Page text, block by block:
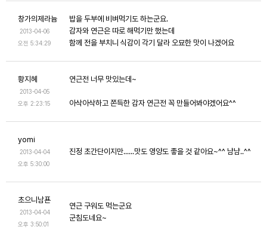
창가의제라늄
2013-04-06
오전 5:34:29
밥을 두부에 비벼먹기도 하는군요.
감자와 연근은 따로 해먹기만 했는데
함께 전을 부치니 식감이 각기 달라 오묘한 맛이 나겠어요
황지혜
2013-04-05
오후 2:23:15
연근전 너무 맛있는데~
아삭아삭하고 쫀득한 감자 연근전 꼭 만들어봐야겠어요^^
yomi
2013-04-04
오후 5:30:00
진정 초간단이지만......맛도 영양도 좋을 것 같아요~^^ 냠냠..^^
초으니남푠
2013-04-04
오후 3:50:01
연근 구워도 먹는군요
군침도네요~